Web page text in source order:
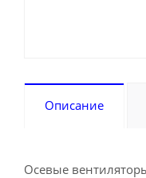
Описание
Осевые